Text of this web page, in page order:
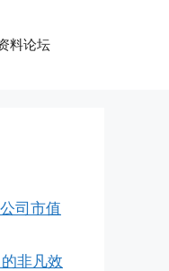
料论坛
司市值
非凡效